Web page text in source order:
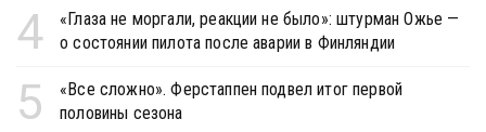
4
«Глаза не моргали, реакции не было»: штурман Ожье —
о состоянии пилота после аварии в Финляндии
5
«Все сложно». Ферстаппен подвел итог первой
половины сезона